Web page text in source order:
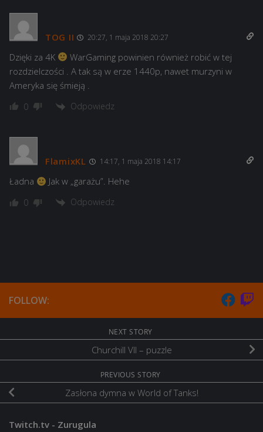
TOG II 20:27, 1 maja 2018 20:27
Dzięki za 4K
WarGaming powinien również robić w tej
rozdzielczości . A tak są w erze 1440p, nawet murzyni w
Ameryka się śmieją .
0 Odpowiedz
FlamixKL 14:17, 1 maja 2018 14:17
Ładna Jak w „garażu”. Hehe
0 Odpowiedz
FOLLOW:
NEXT STORY
Churchill VII – puzzle
PREVIOUS STORY
Zasłona dymna w World of Tanks!
Twitch.tv - Zurugula